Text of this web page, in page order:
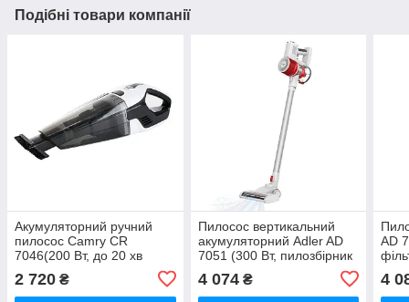
Подібні товари компанії
Акумуляторний ручний
пилосос Camry CR
7046(200 Вт, до 20 хв
роботи, контейнер 0.5л)
2 720 ₴
Пилосос вертикальний
акумуляторний Adler AD
7051 (300 Вт, пилозбірник
4 074₴
AD
4